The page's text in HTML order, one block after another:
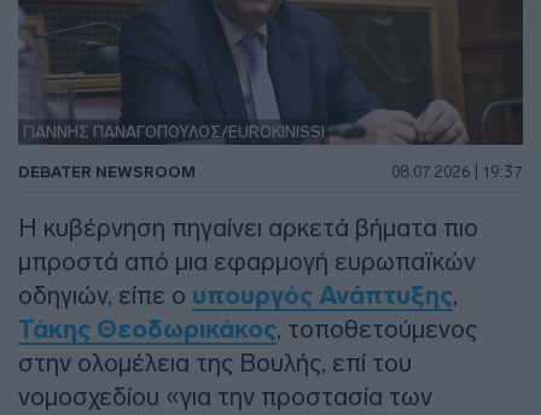
ΓΙΑΝΝΗΣ ΠΑΝΑΓΟΠΟΥΛΟΣ/EUROKINISSI
DEBATER NEWSROOM 08.07.2026 | 19:37
Η κυβέρνηση πηγαίνει αρκετά βήματα πιο
μπροστά από μια εφαρμογή ευρωπαϊκών
οδηγιών, είπε ο υπουργός Ανάπτυξης,
Τάκης Θεοδωρικάκος, τοποθετούμενος
στην ολομέλεια της Βουλής, επί του
νομοσχεδίου «για την προστασία των